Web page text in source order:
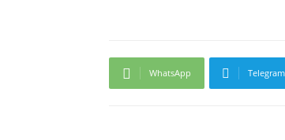
WhatsApp Telegram